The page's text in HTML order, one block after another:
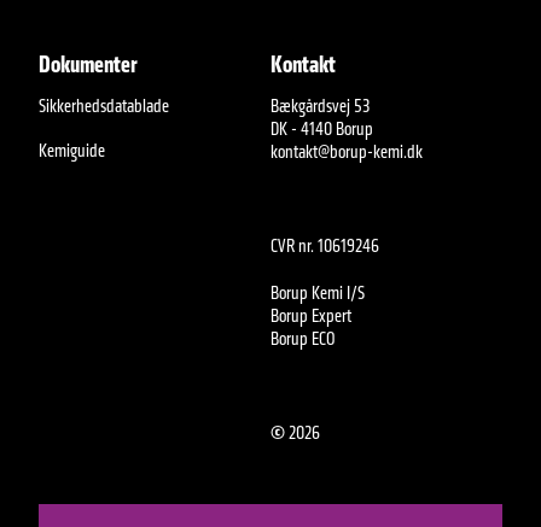
Dokumenter
Sikkerhedsdatablade
Kemiguide
Kontakt
Bækgårdsvej 53
DK - 4140 Borup
kontakt@borup-kemi.dk
CVR nr. 10619246
Borup Kemi I/S
Borup Expert
Borup ECO
©2026